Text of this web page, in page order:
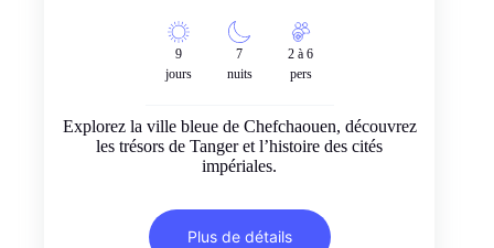
9
jours
7
nuits
2 à 6
pers
Explorez la ville bleue de Chefchaouen, découvrez
les trésors de Tanger et l’histoire des cités
impériales.
Plus de détails